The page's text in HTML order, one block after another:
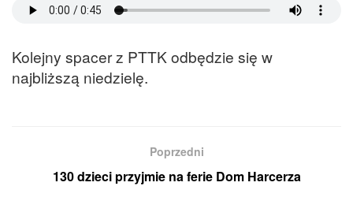
Kolejny spacer z PTTK odbędzie się w
najbliższą niedzielę.
Poprzedni
130 dzieci przyjmie na ferie Dom Harcerza